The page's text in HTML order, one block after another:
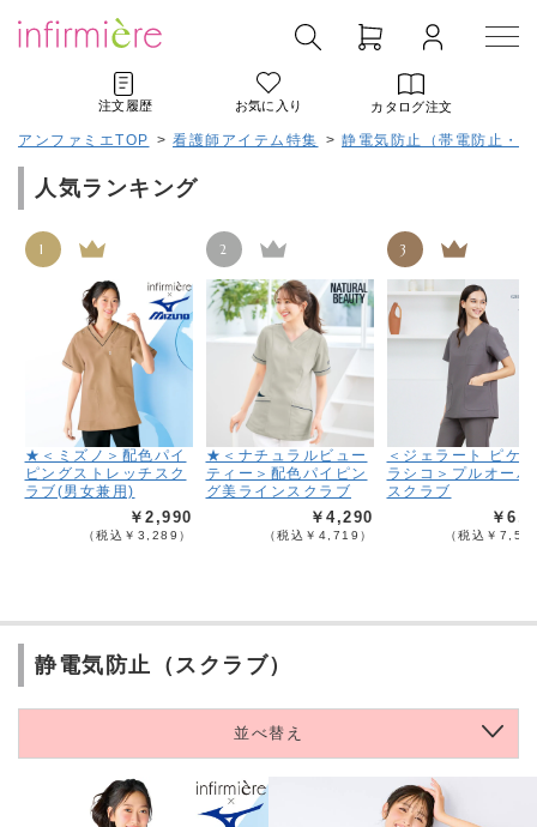
注文履歴 お気に入り カタログ注文
アンファミエTOP > 看護師アイテム特集 > 静電気防止（帯電防止・
人気ランキング
1
★＜ミズノ＞配色パイ
ピングストレッチスク
ラブ(男女兼用)
￥2,990
（税込￥3,289）
2
★＜ナチュラルビュー
ティー＞配色パイピン
グ美ラインスクラブ
￥4,290
（税込￥4,719）
3
＜ジェラート ピケ
ラシコ＞プルオーバ
スクラブ
￥
（税込￥
静電気防止（スクラブ）
並べ替え